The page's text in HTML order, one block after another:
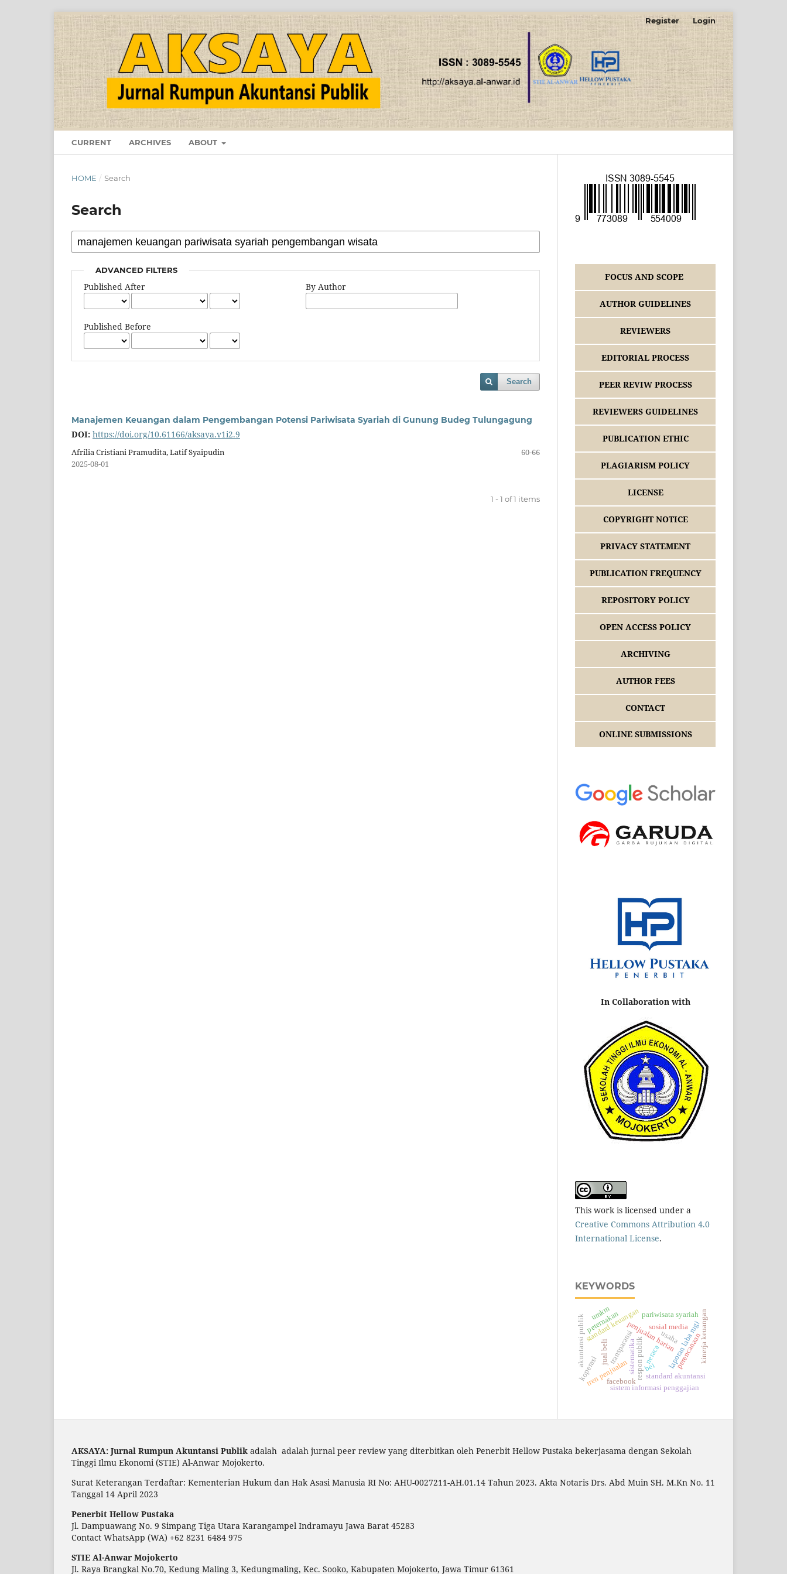
CURRENT ARCHIVES ABOUT
Register Login
HOME / Search
Search
ADVANCED FILTERS
Published After
Published Before
By Author
Search
Manajemen Keuangan dalam Pengembangan Potensi Pariwisata Syariah di Gunung Budeg Tulungagung
DOI: https://doi.org/10.61166/aksaya.v1i2.9
Afrilia Cristiani Pramudita, Latif Syaipudin
60-66
2025-08-01
1 - 1 of 1 items
FOCUS AND SCOPE
AUTHOR GUIDELINES
REVIEWERS
EDITORIAL PROCESS
PEER REVIW PROCESS
REVIEWERS GUIDELINES
PUBLICATION ETHIC
PLAGIARISM POLICY
LICENSE
COPYRIGHT NOTICE
PRIVACY STATEMENT
PUBLICATION FREQUENCY
REPOSITORY POLICY
OPEN ACCESS POLICY
ARCHIVING
AUTHOR FEES
CONTACT
ONLINE SUBMISSIONS
In Collaboration with
This work is licensed under a
Creative Commons Attribution 4.0
International License.
KEYWORDS
respon publik
penjualan harian
transparansi
bei
sistematika
standard keuangan
standard akuntansi
jual beli laporan laba rugikinerja keuangan
tren penjualan
pariwisata syariah
neraca perencanaan
akuntansi publikpeternakan sosial media
facebook
sistem informasi penggajian
koperasi
usaha
umkm
AKSAYA: Jurnal Rumpun Akuntansi Publik adalah adalah jurnal peer review yang diterbitkan oleh Penerbit Hellow Pustaka bekerjasama dengan Sekolah
Tinggi Ilmu Ekonomi (STIE) Al-Anwar Mojokerto.
Surat Keterangan Terdaftar: Kementerian Hukum dan Hak Asasi Manusia RI No: AHU-0027211-AH.01.14 Tahun 2023. Akta Notaris Drs. Abd Muin SH. M.Kn No. 11
Tanggal 14 April 2023
Penerbit Hellow Pustaka
Jl. Dampuawang No. 9 Simpang Tiga Utara Karangampel Indramayu Jawa Barat 45283
Contact WhatsApp (WA) +62 8231 6484 975
STIE Al-Anwar Mojokerto
Jl. Raya Brangkal No.70, Kedung Maling 3, Kedungmaling, Kec. Sooko, Kabupaten Mojokerto, Jawa Timur 61361